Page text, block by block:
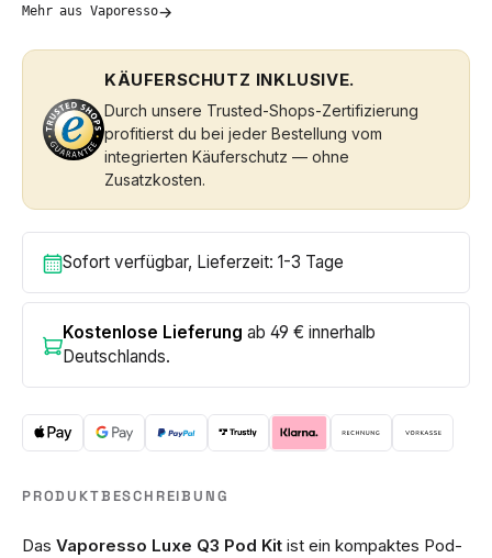
Mehr aus Vaporesso→
KÄUFERSCHUTZ INKLUSIVE.
Durch unsere Trusted-Shops-Zertifizierung
profitierst du bei jeder Bestellung vom
integrierten Käuferschutz — ohne
Zusatzkosten.
Sofort verfügbar, Lieferzeit: 1-3 Tage
Kostenlose Lieferung ab 49 € innerhalb
Deutschlands.
PRODUKTBESCHREIBUNG
Das Vaporesso Luxe Q3 Pod Kit ist ein kompaktes Pod-